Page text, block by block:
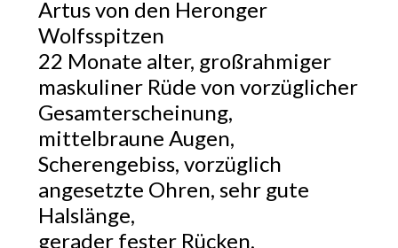
Artus von den Heronger
Wolfsspitzen
22 Monate alter, großrahmiger
maskuliner Rüde von vorzüglicher
Gesamterscheinung,
mittelbraune Augen,
Scherengebiss, vorzüglich
angesetzte Ohren, sehr gute
Halslänge,
gerader fester Rücken,